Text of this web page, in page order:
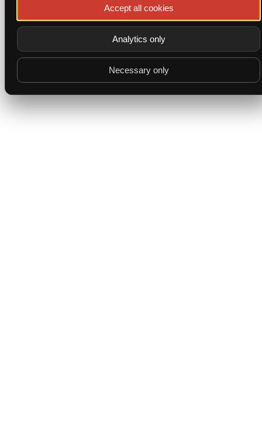
Accept all cookies
Analytics only
Necessary only